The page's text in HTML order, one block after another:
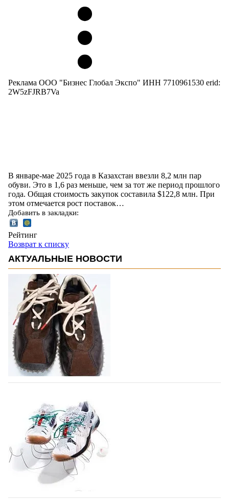
Реклама ООО "Бизнес Глобал Экспо" ИНН 7710961530 erid:
2W5zFJRB7Va
В январе-мае 2025 года в Казахстан ввезли 8,2 млн пар
обуви. Это в 1,6 раз меньше, чем за тот же период прошлого
года. Общая стоимость закупок составила $122,8 млн. При
этом отмечается рост поставок…
Добавить в закладки:
Рейтинг
Возврат к списку
АКТУАЛЬНЫЕ НОВОСТИ
перевыпустил свой хит - кроссовки
Bubble
Популярный силуэт бренда,1999 года выпуска,
соответствует сегодняшнему тренду на
сникерины (гибридный вариант балеток и
кроссовок обтекаемой формы и с тонкой подошвой).